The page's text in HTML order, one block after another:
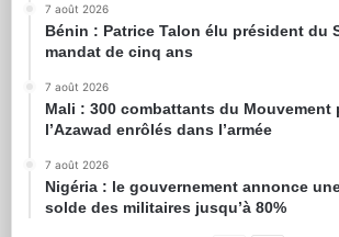
7 août 2026
Bénin : Patrice Talon élu président du
mandat de cinq ans
7 août 2026
Mali : 300 combattants du Mouvement
l’Azawad enrôlés dans l’armée
7 août 2026
Nigéria : le gouvernement annonce
solde des militaires jusqu’à 80%